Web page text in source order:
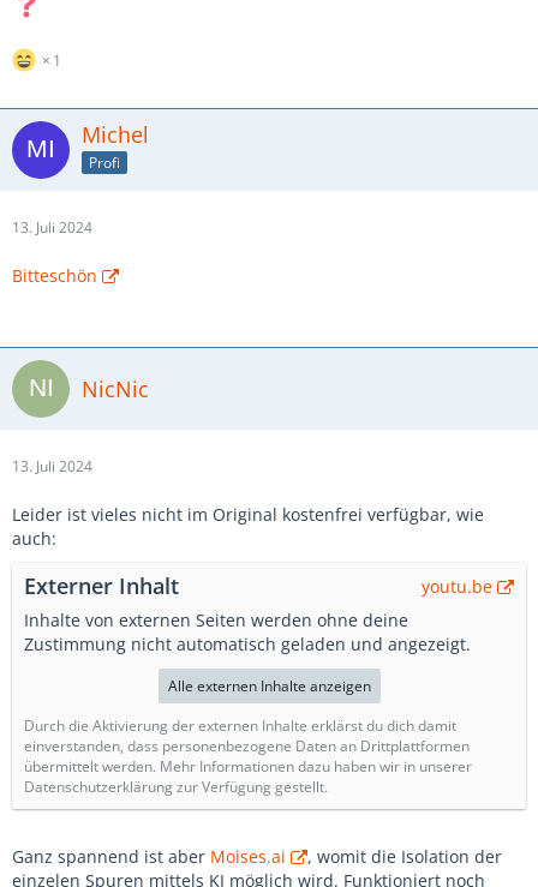
1
Michel
Profi
13. Juli 2024
Bitteschön
NicNic
13. Juli 2024
Leider ist vieles nicht im Original kostenfrei verfügbar, wie
auch:
Externer Inhalt
youtu.be
Inhalte von externen Seiten werden ohne deine
Zustimmung nicht automatisch geladen und angezeigt.
Alle externen Inhalte anzeigen
Durch die Aktivierung der externen Inhalte erklärst du dich damit
einverstanden, dass personenbezogene Daten an Drittplattformen
übermittelt werden. Mehr Informationen dazu haben wir in unserer
Datenschutzerklärung zur Verfügung gestellt.
Ganz spannend ist aber Moises.ai
, womit die Isolation der
einzelen Spuren mittels KI möglich wird. Funktioniert noch